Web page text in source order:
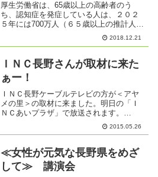
厚生労働省は、65歳以上の高齢者のう
ち、認知症を発症している人は、２０２
５年には700万人（６５歳以上の推計人口
3,658万人）を超えるという推計を発表し
ています。柳原地区では、毎年「認知症
す。１１月には、...
2018.12.21
ＩＮＣ長野さんが取材に来た
ぁー！
ＩＮＣ長野ケーブルテレビの方が＜アヤ
メの里＞の取材に来ました。明日の「Ｉ
ＮＣあいプラザ」で放送されます。
11ch18：00 19：00 20：00 21：00
22：00アヤメの花は、先週が見ごろでし
時期...
2015.05.26
≪女性が元気な長野県をめざ
して≫ 講演会